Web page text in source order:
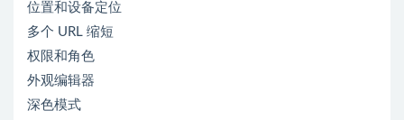
位置和设备定位
多个 URL 缩短
权限和角色
外观编辑器
深色模式